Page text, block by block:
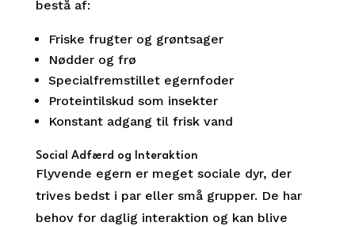
bestå af:
Friske frugter og grøntsager
Nødder og frø
Specialfremstillet egernfoder
Proteintilskud som insekter
Konstant adgang til frisk vand
Social Adfærd og Interaktion
Flyvende egern er meget sociale dyr, der
trives bedst i par eller små grupper. De har
behov for daglig interaktion og kan blive